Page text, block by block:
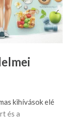
kihívások elé
és a